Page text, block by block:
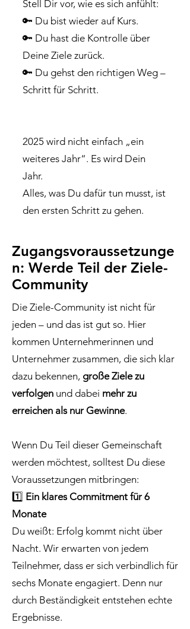
Stell Dir vor, wie es sich anfühlt:
🔑 Du bist wieder auf Kurs.
🔑 Du hast die Kontrolle über
Deine Ziele zurück.
🔑 Du gehst den richtigen Weg –
Schritt für Schritt.
2025 wird nicht einfach „ein
weiteres Jahr“. Es wird Dein
Jahr.
Alles, was Du dafür tun musst, ist
den ersten Schritt zu gehen.
Zugangsvoraussetzunge
n: Werde Teil der Ziele-
Community
Die Ziele-Community ist nicht für
jeden – und das ist gut so. Hier
kommen Unternehmerinnen und
Unternehmer zusammen, die sich klar
dazu bekennen, große Ziele zu
verfolgen und dabei mehr zu
erreichen als nur Gewinne.
Wenn Du Teil dieser Gemeinschaft
werden möchtest, solltest Du diese
Voraussetzungen mitbringen:
1️⃣ Ein klares Commitment für 6
Monate
Du weißt: Erfolg kommt nicht über
Nacht. Wir erwarten von jedem
Teilnehmer, dass er sich verbindlich für
sechs Monate engagiert. Denn nur
durch Beständigkeit entstehen echte
Ergebnisse.